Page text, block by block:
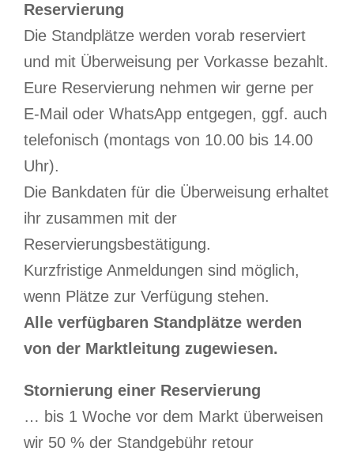
Reservierung
Die Standplätze werden vorab reserviert
und mit Überweisung per Vorkasse bezahlt.
Eure Reservierung nehmen wir gerne per
E-Mail oder WhatsApp entgegen, ggf. auch
telefonisch (montags von 10.00 bis 14.00
Uhr).
Die Bankdaten für die Überweisung erhaltet
ihr zusammen mit der
Reservierungsbestätigung.
Kurzfristige Anmeldungen sind möglich,
wenn Plätze zur Verfügung stehen.
Alle verfügbaren Standplätze werden
von der Marktleitung zugewiesen.
Stornierung einer Reservierung
… bis 1 Woche vor dem Markt überweisen
wir 50 % der Standgebühr retour